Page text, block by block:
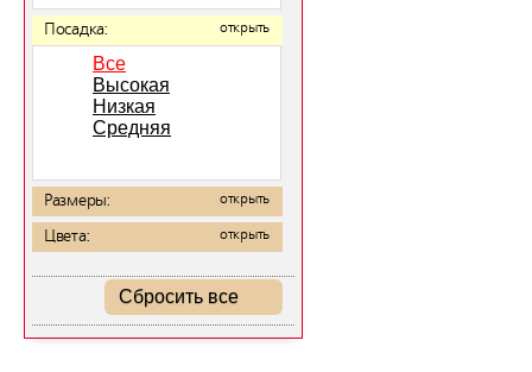
Посадка: открыть
Все
Высокая
Низкая
Средняя
Размеры: открыть
Цвета: открыть
Сбросить все